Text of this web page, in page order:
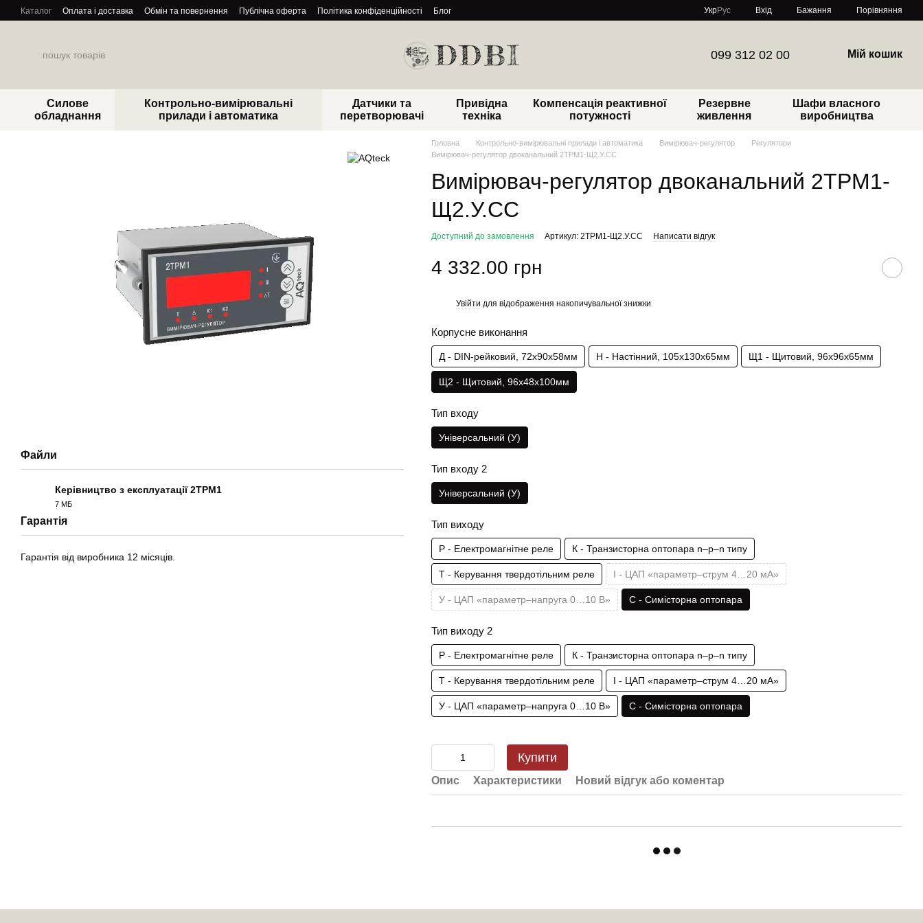
Перейти до основного контенту
Каталог Оплата і доставка Обмін та повернення Публічна оферта Політика конфіденційності Блог УкрРус Вхід Бажання Порівняння
099 312 02 00 Мій кошик
Силове
обладнання
Контрольно-вимірювальні
прилади і автоматика
Датчики та
перетворювачі
Привідна
техніка
Компенсація реактивної
потужності
Резервне
живлення
Шафи власного
виробництва
Файли
Керівництво з експлуатації 2ТРМ1
7 МБ
Гарантія
Гарантія від виробника 12 місяців.
Головна Контрольно-вимірювальні прилади і автоматика Вимірювач-регулятор
Регулятори
Вимірювач-регулятор двоканальний 2ТРМ1-Щ2.У.СС
Вимірювач-регулятор двоканальний 2ТРМ1-
Щ2.У.СС
Доступний до замовлення Артикул: 2ТРМ1-Щ2.У.СС Написати відгук
4 332.00 грн
Увійти для відображення накопичувальної знижки
Корпусне виконання
Д - DIN-рейковий, 72х90х58мм Н - Настінний, 105х130х65мм Щ1 - Щитовий, 96х96х65мм
Щ2 - Щитовий, 96х48х100мм
Тип входу
Універсальний (У)
Тип входу 2
Універсальний (У)
Тип виходу
Р - Електромагнітне реле К - Транзисторна оптопара n–p–n типу
Т - Керування твердотільним реле І - ЦАП «параметр–струм 4…20 мА»
У - ЦАП «параметр–напруга 0…10 В» С - Симісторна оптопара
Тип виходу 2
Р - Електромагнітне реле К - Транзисторна оптопара n–p–n типу
Т - Керування твердотільним реле І - ЦАП «параметр–струм 4…20 мА»
У - ЦАП «параметр–напруга 0…10 В» С - Симісторна оптопара
Купити
Опис Характеристики Новий відгук або коментар